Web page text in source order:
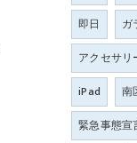
即日
ガ
アクセサリ
iPad
南
緊急事態宣